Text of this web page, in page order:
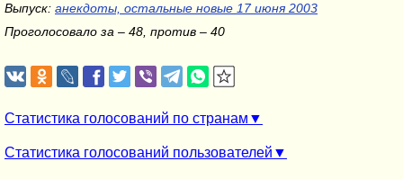
Выпуск: анекдоты, остальные новые 17 июня 2003
Проголосовало за – 48, против – 40
Статистика голосований по странам
Статистика голосований пользователей